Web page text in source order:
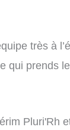
très à
qui prends
Pluri'Rh